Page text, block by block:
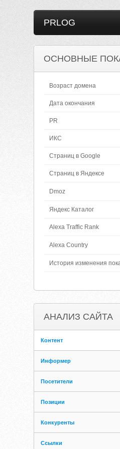
PRLOG
ОСНОВНЫЕ
Возраст домена
Дата окончания
PR
ИКС
Страниц в Google
Страниц в Яндексе
Dmoz
Яндекс Каталог
Alexa Traffic Rank
Alexa Country
История изменения
АНАЛИЗ САЙТА
Контент
Информер
Посетители
Позиции
Конкуренты
Ссылки